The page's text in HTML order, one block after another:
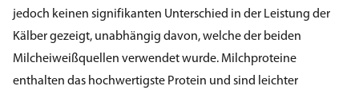
jedoch keinen signifikanten Unterschied in der Leistung der
Kälber gezeigt, unabhängig davon, welche der beiden
Milcheiweißquellen verwendet wurde. Milchproteine
enthalten das hochwertigste Protein und sind leichter